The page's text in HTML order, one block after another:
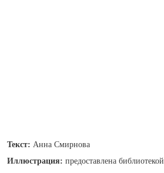
Текст: Анна Смирнова
Иллюстрация: предоставлена библиотекой